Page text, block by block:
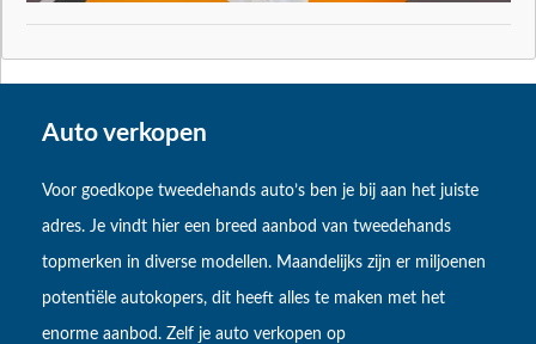
Auto verkopen
Voor goedkope tweedehands auto’s ben je bij aan het juiste
adres. Je vindt hier een breed aanbod van tweedehands
topmerken in diverse modellen. Maandelijks zijn er miljoenen
potentiële autokopers, dit heeft alles te maken met het
enorme aanbod. Zelf je auto verkopen op